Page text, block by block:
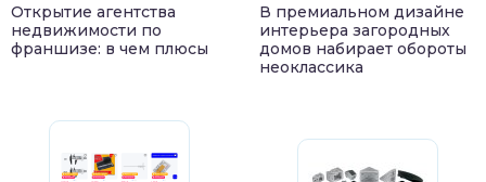
Открытие агентства
недвижимости по
франшизе: в чем плюсы
В премиальном дизайне
интерьера загородных
домов набирает обороты
неоклассика